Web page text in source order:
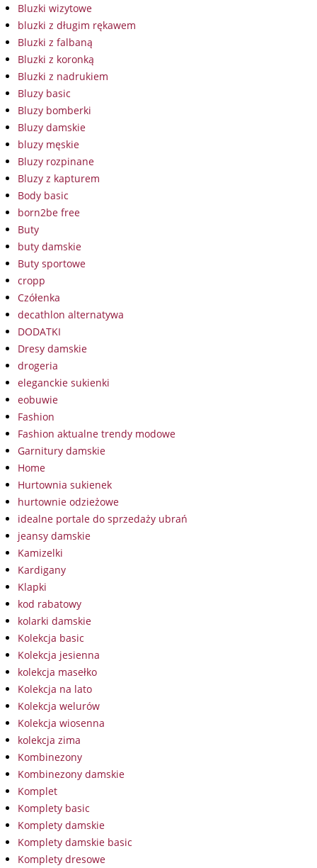
Bluzki wizytowe
bluzki z długim rękawem
Bluzki z falbaną
Bluzki z koronką
Bluzki z nadrukiem
Bluzy basic
Bluzy bomberki
Bluzy damskie
bluzy męskie
Bluzy rozpinane
Bluzy z kapturem
Body basic
born2be free
Buty
buty damskie
Buty sportowe
cropp
Czółenka
decathlon alternatywa
DODATKI
Dresy damskie
drogeria
eleganckie sukienki
eobuwie
Fashion
Fashion aktualne trendy modowe
Garnitury damskie
Home
Hurtownia sukienek
hurtownie odzieżowe
idealne portale do sprzedaży ubrań
jeansy damskie
Kamizelki
Kardigany
Klapki
kod rabatowy
kolarki damskie
Kolekcja basic
Kolekcja jesienna
kolekcja masełko
Kolekcja na lato
Kolekcja welurów
Kolekcja wiosenna
kolekcja zima
Kombinezony
Kombinezony damskie
Komplet
Komplety basic
Komplety damskie
Komplety damskie basic
Komplety dresowe